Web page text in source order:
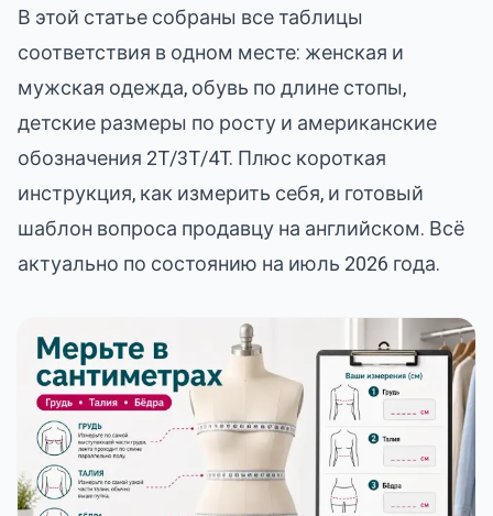
В этой статье собраны все таблицы
соответствия в одном месте: женская и
мужская одежда, обувь по длине стопы,
детские размеры по росту и американские
обозначения 2T/3T/4T. Плюс короткая
инструкция, как измерить себя, и готовый
шаблон вопроса продавцу на английском. Всё
актуально по состоянию на июль 2026 года.